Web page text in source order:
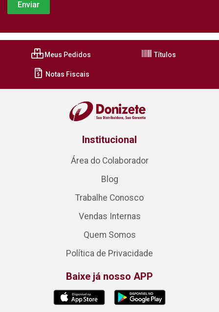
Meus Pedidos Títulos
Notas Fiscais
Institucional
Área do Colaborador
Blog
Trabalhe Conosco
Vendas Internas
Quem Somos
Política de Privacidade
Baixe já nosso APP